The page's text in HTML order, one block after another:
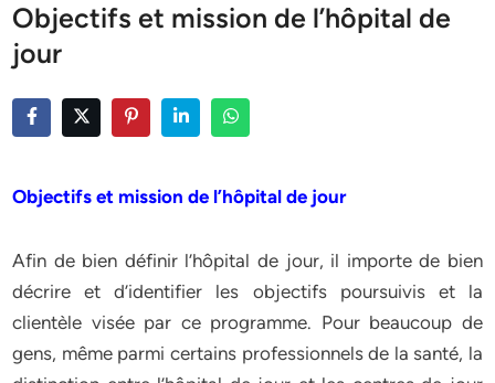
Objectifs et mission de l’hôpital de
jour
Objectifs et mission de l’hôpital de jour
Afin de bien définir l’hôpital de jour, il importe de bien
décrire et d’identifier les objectifs poursuivis et la
clientèle visée par ce programme. Pour beaucoup de
gens, même parmi certains professionnels de la santé, la